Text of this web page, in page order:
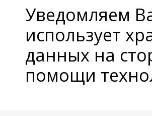
Уведомляем
использует
данных на
помощи